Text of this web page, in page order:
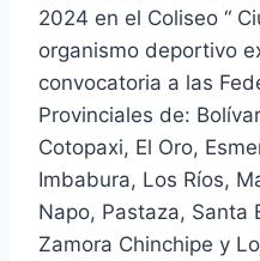
2024 en el Coliseo “
organismo deportivo
convocatoria a las
Provinciales de:
Cotopaxi, El Oro,
Imbabura, Los Ríos,
Napo, Pastaza, Santa
Zamora Chinchipe y